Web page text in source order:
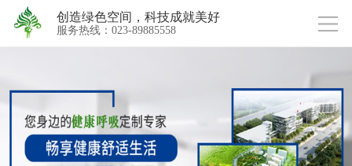
创造绿色空间，科技成就美好
服务热线：023-89885558